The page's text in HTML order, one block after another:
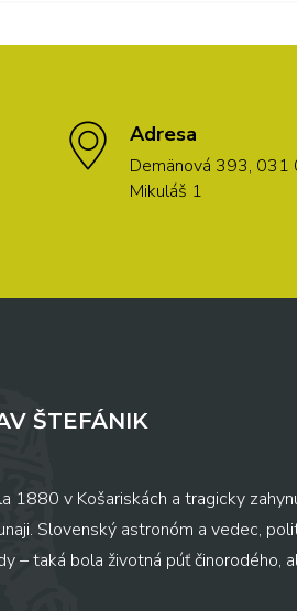
Adresa
Demänová 393, 031
Mikuláš 1
ŠTEFÁNIK
1880 v Košariskách a tragicky
Slovenský astronóm a vedec,
– taká bola životná púť činorodého,